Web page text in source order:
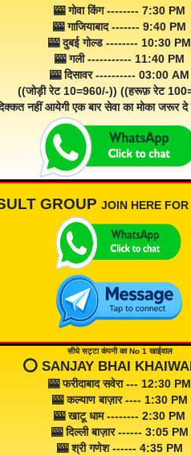
🎰 गोवा किंग -------- 7:30 PM
🎰 गाजियाबाद ------- 9:40 PM
🎰 दुबई गोल्ड -------- 10:30 PM
🎰 गली ----------- 11:40 PM
🎰 दिसावर ---------- 03:00 AM
((जोड़ी रेट 10=960/-)) ((हरूफ़ रेट
नहीं आयेगी एक बार सेवा का मोका जरूर दे
GROUP JOIN HERE FOR
सीधे सट्टा कंपनी का No 1 खाईवाल
⭕️ SANJAY BHAI
🎰 फरीदाबाद सवेरा --- 12:30 PM
🎰 कल्याण बाज़ार ---- 1:30 PM
🎰 खाटू धाम -------- 2:30 PM
🎰 दिल्ली बाज़ार ------ 3:05 PM
🎰 श्री गणेश ------ 4:35 PM